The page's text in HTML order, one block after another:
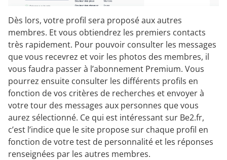
Dès lors, votre profil sera proposé aux autres
membres. Et vous obtiendrez les premiers contacts
très rapidement. Pour pouvoir consulter les messages
que vous recevrez et voir les photos des membres, il
vous faudra passer à l’abonnement Premium. Vous
pourrez ensuite consulter les différents profils en
fonction de vos critères de recherches et envoyer à
votre tour des messages aux personnes que vous
aurez sélectionné. Ce qui est intéressant sur Be2.fr,
c’est l’indice que le site propose sur chaque profil en
fonction de votre test de personnalité et les réponses
renseignées par les autres membres.